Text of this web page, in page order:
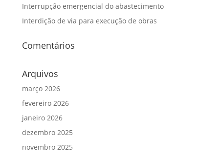
Interrupção emergencial do abastecimento
Interdição de via para execução de obras
Comentários
Arquivos
março 2026
fevereiro 2026
janeiro 2026
dezembro 2025
novembro 2025